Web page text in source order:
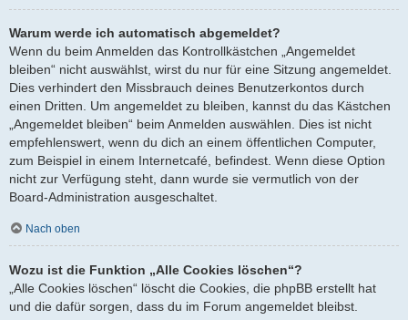
Warum werde ich automatisch abgemeldet?
Wenn du beim Anmelden das Kontrollkästchen „Angemeldet
bleiben“ nicht auswählst, wirst du nur für eine Sitzung angemeldet.
Dies verhindert den Missbrauch deines Benutzerkontos durch
einen Dritten. Um angemeldet zu bleiben, kannst du das Kästchen
„Angemeldet bleiben“ beim Anmelden auswählen. Dies ist nicht
empfehlenswert, wenn du dich an einem öffentlichen Computer,
zum Beispiel in einem Internetcafé, befindest. Wenn diese Option
nicht zur Verfügung steht, dann wurde sie vermutlich von der
Board-Administration ausgeschaltet.
Nach oben
Wozu ist die Funktion „Alle Cookies löschen“?
„Alle Cookies löschen“ löscht die Cookies, die phpBB erstellt hat
und die dafür sorgen, dass du im Forum angemeldet bleibst.